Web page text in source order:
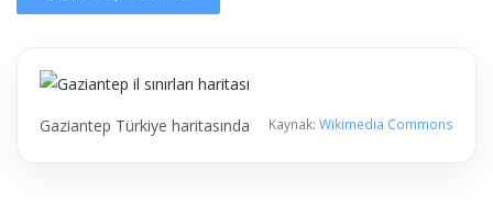
Gaziantep Türkiye haritasında Kaynak: Wikimedia Commons